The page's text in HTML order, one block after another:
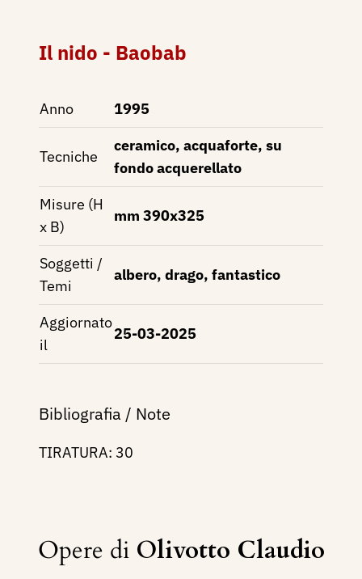
Il nido - Baobab
Anno 1995
Tecniche
ceramico, acquaforte, su
fondo acquerellato
Misure (H
x B)
mm 390x325
Soggetti /
Temi
albero, drago, fantastico
Aggiornato
il
25-03-2025
Bibliografia / Note
TIRATURA: 30
Opere di Olivotto Claudio